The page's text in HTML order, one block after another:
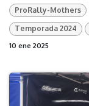
ProRally-Mothers
Temporada 2024
10 ene 2025